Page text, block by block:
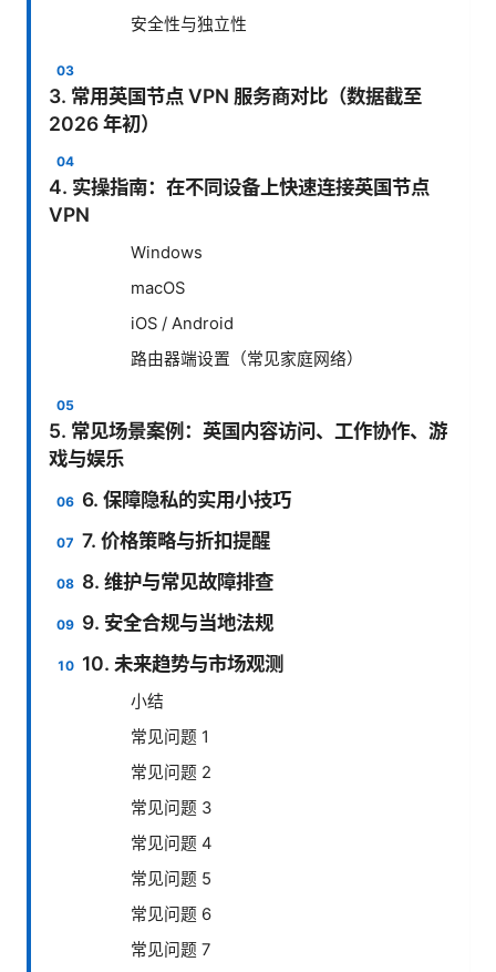
安全性与独立性
3. 常用英国节点 VPN 服务商对比（数据截至
2026 年初）
4. 实操指南：在不同设备上快速连接英国节点
VPN
Windows
macOS
iOS / Android
路由器端设置（常见家庭网络）
5. 常见场景案例：英国内容访问、工作协作、游
戏与娱乐
6. 保障隐私的实用小技巧
7. 价格策略与折扣提醒
8. 维护与常见故障排查
9. 安全合规与当地法规
10. 未来趋势与市场观测
小结
常见问题 1
常见问题 2
常见问题 3
常见问题 4
常见问题 5
常见问题 6
常见问题 7